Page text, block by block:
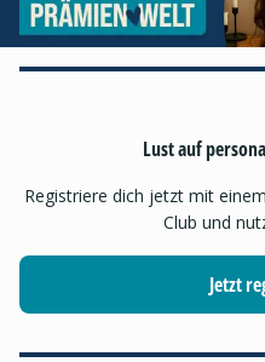
Lust auf
Registriere dich jetzt mit
Club und
Jetzt